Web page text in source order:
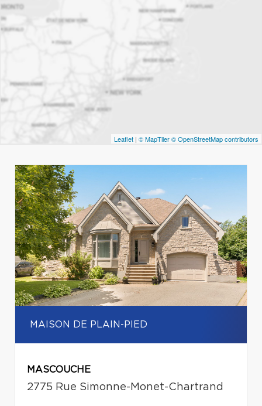
Leaflet | © MapTiler© OpenStreetMap contributors
MAISON DE PLAIN-PIED
MASCOUCHE
2775 Rue Simonne-Monet-Chartrand